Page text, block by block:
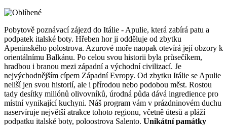
Pobytově poznávací zájezd do Itálie - Apulie, která zabírá patu a
podpatek italské boty. Hřeben hor ji odděluje od zbytku
Apeninského polostrova. Azurové moře naopak otevírá její obzory k
orientálnímu Balkánu. Po celou svou historii byla průsečíkem,
hradbou i branou mezi západní a východní civilizací. Je
nejvýchodnějším cípem Západní Evropy. Od zbytku Itálie se Apulie
neliší jen svou historií, ale i přírodou nebo podobou měst. Rostou
tady desítky miliónů olivovníků, úrodná půda dává ingredience pro
místní vynikající kuchyni. Náš program vám v prázdninovém duchu
naservíruje největší atrakce tohoto regionu, včetně útesů a pláží
podpatku italské boty, poloostrova Salento. Unikátní památky